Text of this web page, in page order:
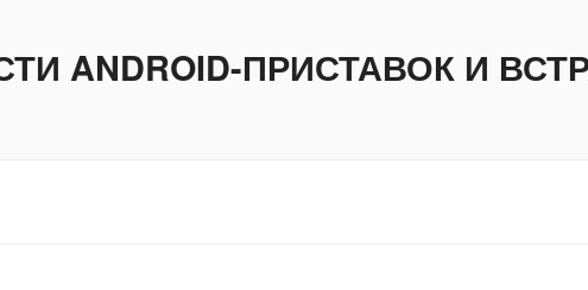
ANDROID-ПРИСТАВОК И